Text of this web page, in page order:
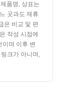
품명, 상표는
곳과도 제휴
은 비교 및 편
작성 시점에
이며 이후 변
크가 아니며,